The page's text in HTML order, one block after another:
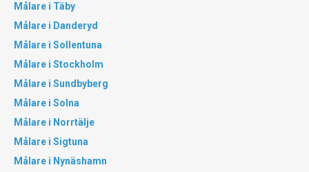
Målare i Täby
Målare i Danderyd
Målare i Sollentuna
Målare i Stockholm
Målare i Sundbyberg
Målare i Solna
Målare i Norrtälje
Målare i Sigtuna
Målare i Nynäshamn